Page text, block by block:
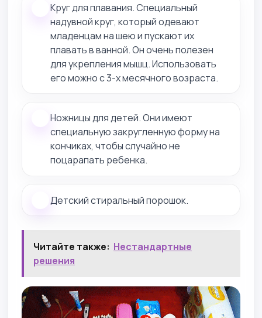
Круг для плавания. Специальный
надувной круг, который одевают
младенцам на шею и пускают их
плавать в ванной. Он очень полезен
для укрепления мышц. Использовать
его можно с 3-х месячного возраста.
Ножницы для детей. Они имеют
специальную закругленную форму на
кончиках, чтобы случайно не
поцарапать ребенка.
Детский стиральный порошок.
Читайте также: Нестандартные
решения